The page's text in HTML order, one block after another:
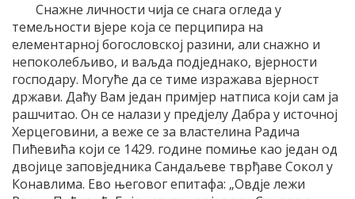
Снажне личности чија се снага огледа у
темељности вјере која се перципира на
елементарној богословској разини, али снажно и
непоколебљиво, и ваљда подједнако, вјерности
господару. Могуће да се тиме изражава вјерност
држави. Даћу Вам један примјер натписа који сам ја
рашчитао. Он се налази у предјелу Дабра у источној
Херцеговини, а веже се за властелина Радича
Пићевића који се 1429. године помиње као један од
двојице заповједника Сандаљеве тврђаве Сокол у
Конавлима. Ево његовог епитафа: „Овдје лежи